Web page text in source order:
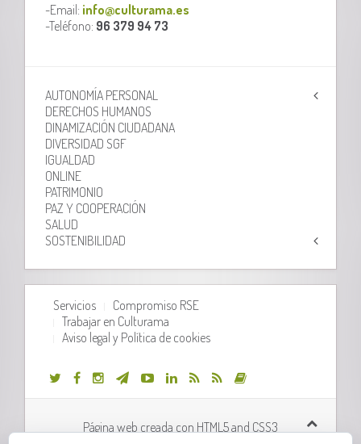
-Email: info@culturama.es
-Teléfono: 96 379 94 73
AUTONOMÍA PERSONAL
DERECHOS HUMANOS
DINAMIZACIÓN CIUDADANA
DIVERSIDAD SGF
IGUALDAD
ONLINE
PATRIMONIO
PAZ Y COOPERACIÓN
SALUD
SOSTENIBILIDAD
Servicios
Compromiso RSE
Trabajar en Culturama
Aviso legal y Política de cookies
Página web creada con HTML5 and CSS3